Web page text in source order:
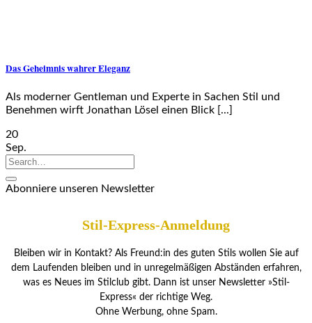
Das Geheimnis wahrer Eleganz
Als moderner Gentleman und Experte in Sachen Stil und
Benehmen wirft Jonathan Lösel einen Blick [...]
20
Sep.
Abonniere unseren Newsletter
Stil-Express-Anmeldung
Bleiben wir in Kontakt? Als Freund:in des guten Stils wollen Sie auf
dem Laufenden bleiben und in unregelmäßigen Abständen erfahren,
was es Neues im Stilclub gibt. Dann ist unser Newsletter »Stil-
Express« der richtige Weg.
Ohne Werbung, ohne Spam.